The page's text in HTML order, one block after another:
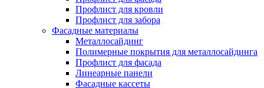
Профлист для кровли
Профлист для забора
Фасадные материалы
Металлосайдинг
Полимерные покрытия для металлосайдинга
Профлист для фасада
Линеарные панели
Фасадные кассеты